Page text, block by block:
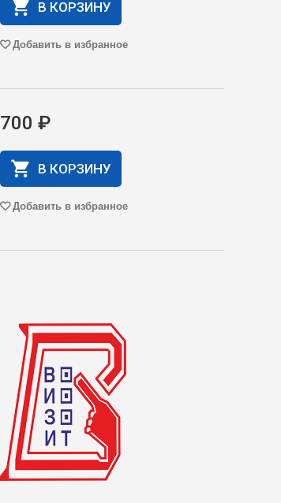
В КОРЗИНУ
Добавить в избранное
700 ₽
В КОРЗИНУ
Добавить в избранное